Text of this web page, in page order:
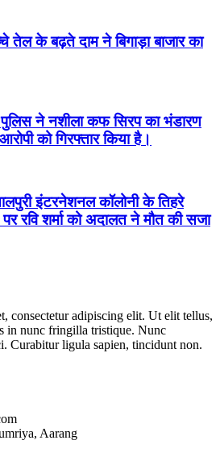
के बढ़ते दाम ने बिगाड़ा बाजार का
ने नशीला कफ सिरप का भंडारण
को गिरफ्तार किया है।
इंटरनेशनल कॉलोनी के तिहरे
पर रवि शर्मा को अदालत ने मौत की सजा
consectetur adipiscing elit. Ut elit tellus,
in nunc fringilla tristique. Nunc
Curabitur ligula sapien, tincidunt non.
Aarang